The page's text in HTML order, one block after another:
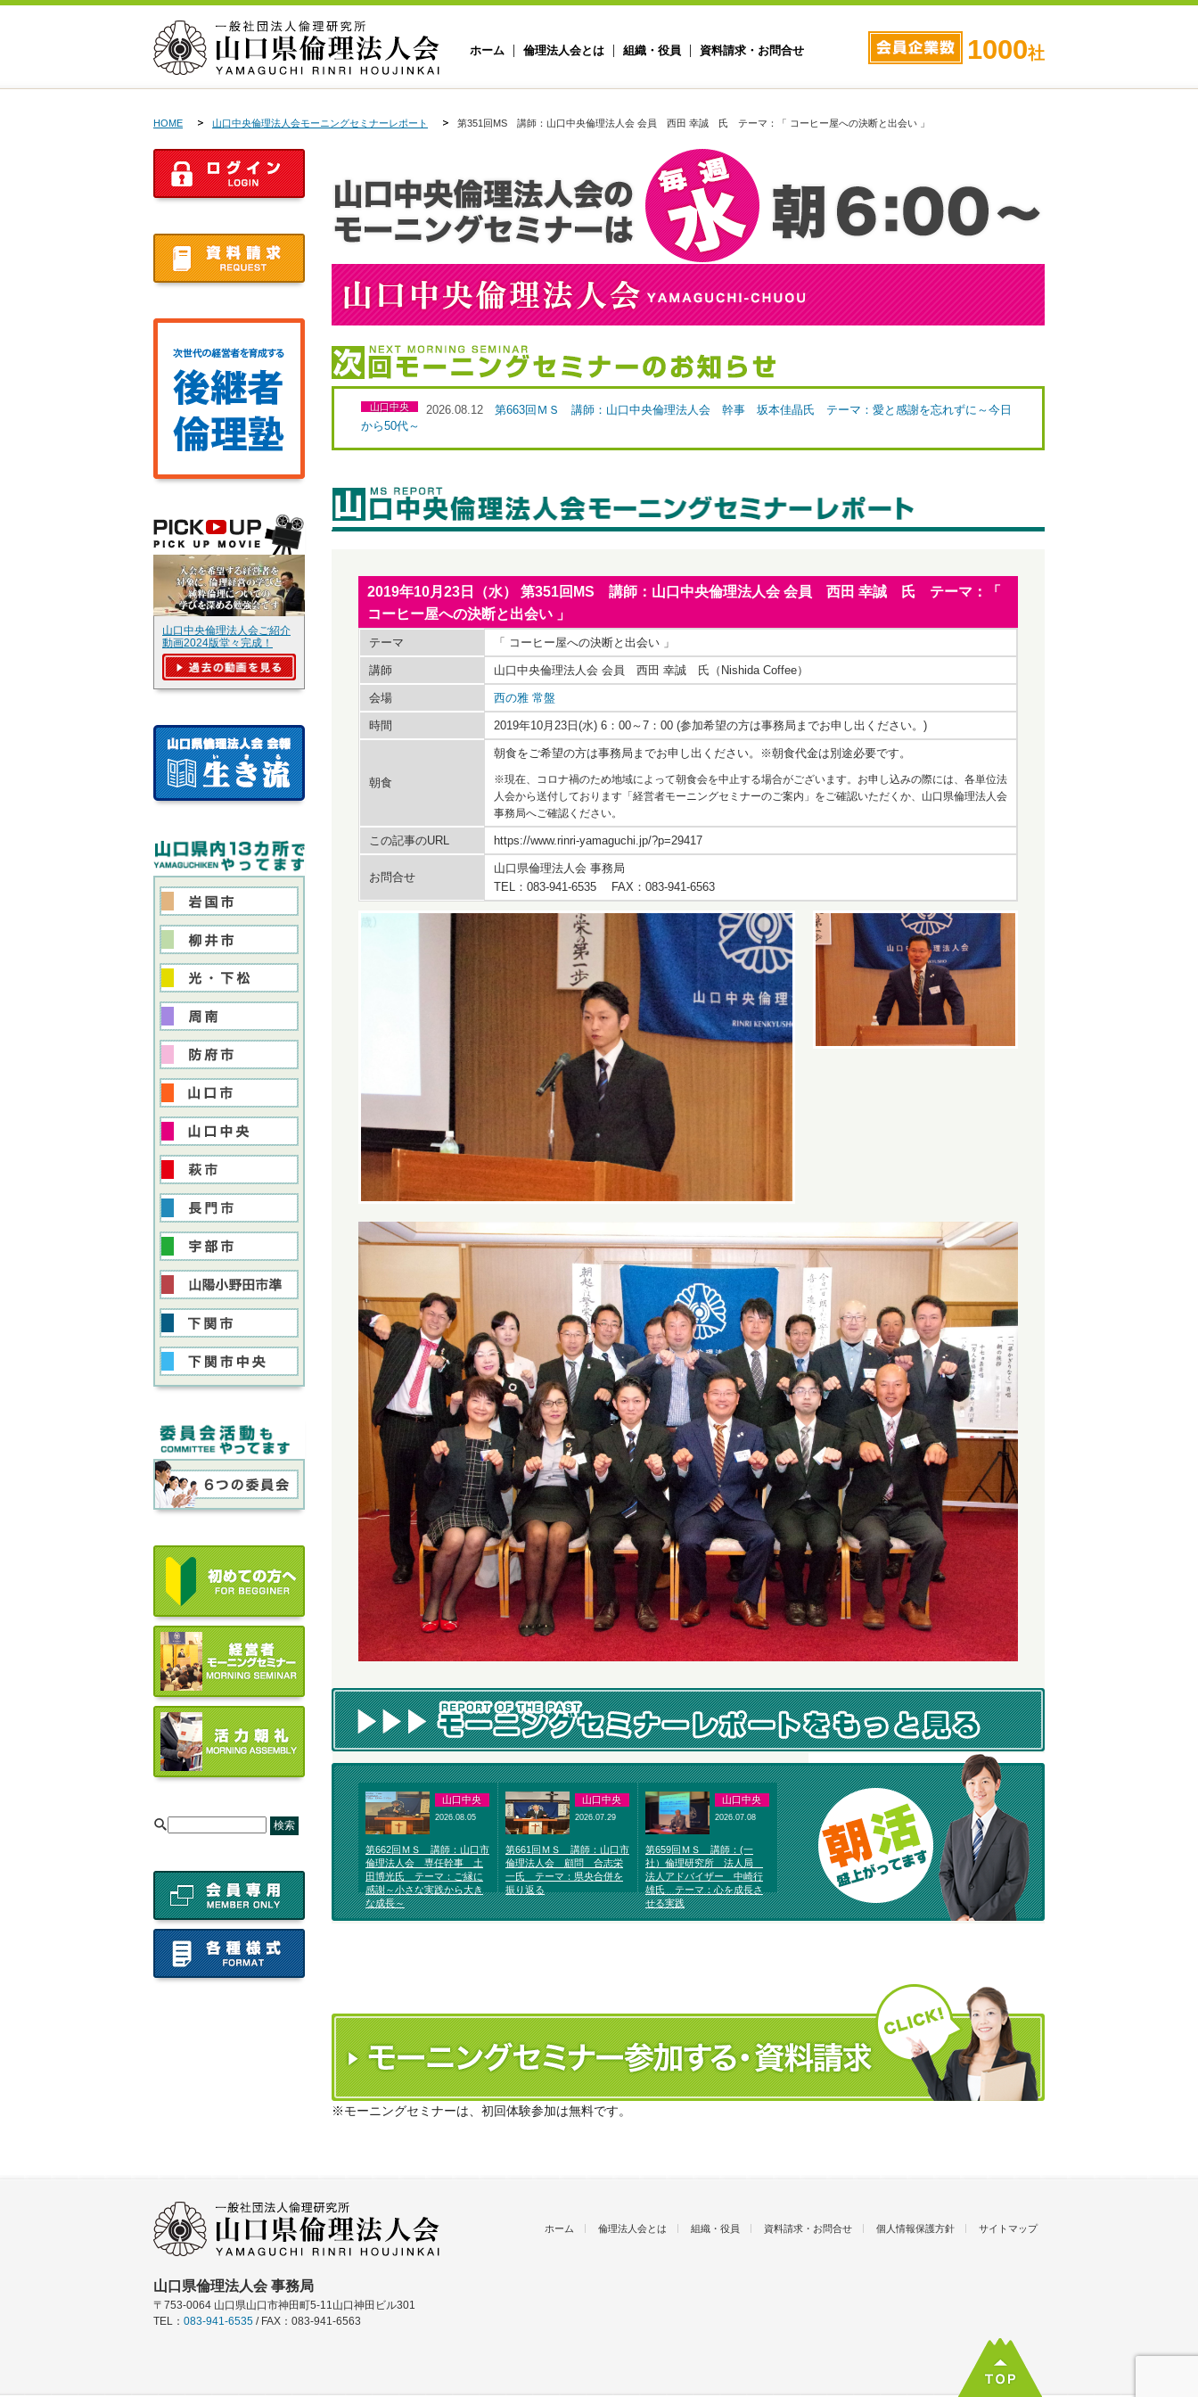
ホーム 倫理法人会とは 組織・役員 資料請求・お問合せ 1000社
HOME 山口中央倫理法人会モーニングセミナーレポート 第351回MS 講師：山口中央倫理法人会 会員 西田 幸誠 氏 テーマ：「 コーヒー屋への決断と出会い 」
山口中央 2026.08.12
第663回ＭＳ 講師：山口中央倫理法人会 幹事 坂本佳晶氏 テーマ：愛と感謝を忘れずに～今日
から50代～
2019年10月23日（水） 第351回MS 講師：山口中央倫理法人会 会員 西田 幸誠 氏 テーマ：「
コーヒー屋への決断と出会い 」
テーマ 「 コーヒー屋への決断と出会い 」
講師 山口中央倫理法人会 会員 西田 幸誠 氏（Nishida Coffee）
会場 西の雅 常盤
時間 2019年10月23日(水) 6：00～7：00 (参加希望の方は事務局までお申し出ください。)
朝食
朝食をご希望の方は事務局までお申し出ください。※朝食代金は別途必要です。
※現在、コロナ禍のため地域によって朝食会を中止する場合がございます。お申し込みの際には、各単位法
人会から送付しております「経営者モーニングセミナーのご案内」をご確認いただくか、山口県倫理法人会
事務局へご確認ください。
この記事のURL https://www.rinri-yamaguchi.jp/?p=29417
お問合せ
山口県倫理法人会 事務局
TEL：083-941-6535 FAX：083-941-6563
山口中央
2026.08.05
第662回ＭＳ 講師：山口市
倫理法人会 専任幹事 土
田博光氏 テーマ：ご縁に
感謝～小さな実践から大き
な成長～
山口中央
2026.07.29
第661回ＭＳ 講師：山口市
倫理法人会 顧問 合志栄
一氏 テーマ：県央合併を
振り返る
山口中央
2026.07.08
第659回ＭＳ 講師：(一
社）倫理研究所 法人局
法人アドバイザー 中崎行
雄氏 テーマ：心を成長さ
せる実践
※モーニングセミナーは、初回体験参加は無料です。
山口中央倫理法人会ご紹介
動画2024版堂々完成！
[
山口県倫理法人会 事務局
〒753-0064 山口県山口市神田町5-11山口神田ビル301
TEL： 083-941-6535 / FAX：083-941-6563
ホーム 倫理法人会とは 組織・役員 資料請求・お問合せ 個人情報保護方針 サイトマップ